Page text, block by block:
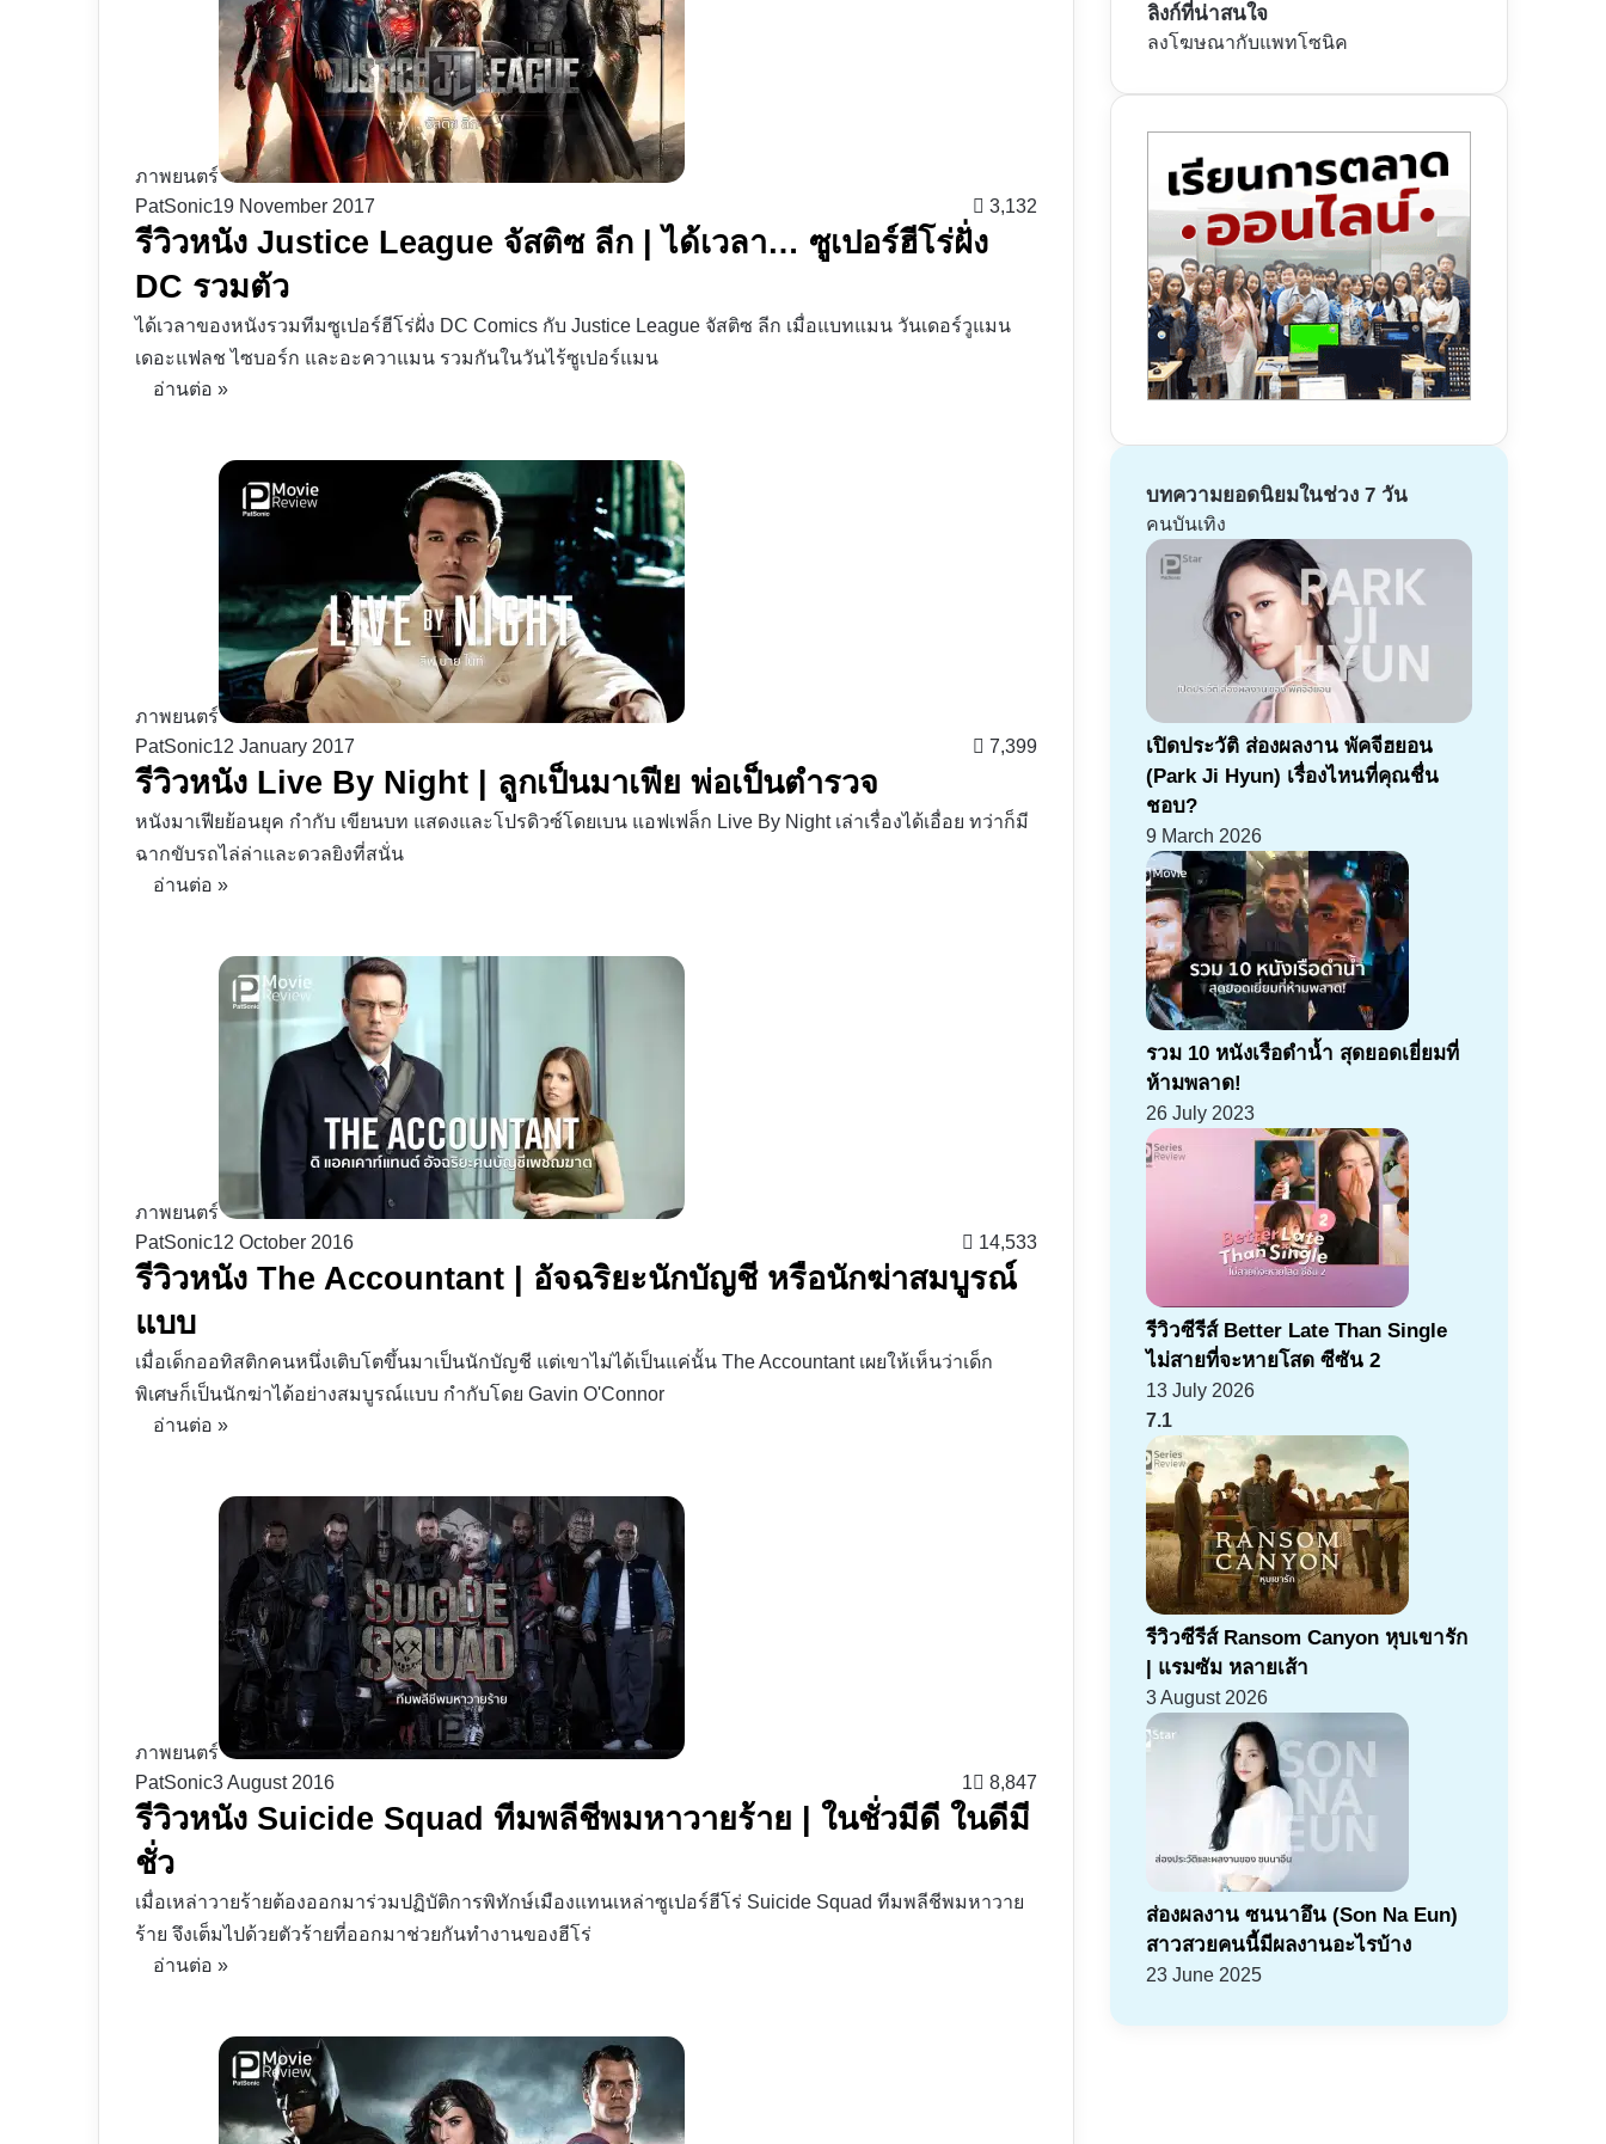
ภาพยนตร์
PatSonic19 November 2017 3,132
รีวิวหนัง Justice League จัสติซ ลีก | ได้เวลา… ซูเปอร์ฮีโร่ฝั่ง
DC รวมตัว
ได้เวลาของหนังรวมทีมซูเปอร์ฮีโร่ฝั่ง DC Comics กับ Justice League จัสติซ ลีก เมื่อแบทแมน วันเดอร์วูแมน
เดอะแฟลช ไซบอร์ก และอะควาแมน รวมกันในวันไร้ซูเปอร์แมน
อ่านต่อ »
ภาพยนตร์
PatSonic12 January 2017 7,399
รีวิวหนัง Live By Night | ลูกเป็นมาเฟีย พ่อเป็นตำรวจ
หนังมาเฟียย้อนยุค กำกับ เขียนบท แสดงและโปรดิวซ์โดยเบน แอฟเฟล็ก Live By Night เล่าเรื่องได้เอื่อย ทว่าก็มี
ฉากขับรถไล่ล่าและดวลยิงที่สนั่น
อ่านต่อ »
ภาพยนตร์
PatSonic12 October 2016 14,533
รีวิวหนัง The Accountant | อัจฉริยะนักบัญชี หรือนักฆ่าสมบูรณ์
แบบ
เมื่อเด็กออทิสติกคนหนึ่งเติบโตขึ้นมาเป็นนักบัญชี แต่เขาไม่ได้เป็นแค่นั้น The Accountant เผยให้เห็นว่าเด็ก
พิเศษก็เป็นนักฆ่าได้อย่างสมบูรณ์แบบ กำกับโดย Gavin O'Connor
อ่านต่อ »
ภาพยนตร์
PatSonic3 August 2016 1 8,847
รีวิวหนัง Suicide Squad ทีมพลีชีพมหาวายร้าย | ในชั่วมีดี ในดีมี
ชั่ว
เมื่อเหล่าวายร้ายต้องออกมาร่วมปฏิบัติการพิทักษ์เมืองแทนเหล่าซูเปอร์ฮีโร่ Suicide Squad ทีมพลีชีพมหาวาย
ร้าย จึงเต็มไปด้วยตัวร้ายที่ออกมาช่วยกันทำงานของฮีโร่
อ่านต่อ »
ลิงก์ที่น่าสนใจ
ลงโฆษณากับแพทโซนิค
บทความยอดนิยมในช่วง 7 วัน
คนบันเทิง
เปิดประวัติ ส่องผลงาน พัคจีฮยอน
(Park Ji Hyun) เรื่องไหนที่คุณชื่น
ชอบ?
9 March 2026
รวม 10 หนังเรือดำน้ำ สุดยอดเยี่ยมที่
ห้ามพลาด!
26 July 2023
รีวิวซีรีส์ Better Late Than Single
ไม่สายที่จะหายโสด ซีซัน 2
13 July 2026
7.1
รีวิวซีรีส์ Ransom Canyon หุบเขารัก
| แรมซัม หลายเส้า
3 August 2026
ส่องผลงาน ซนนาอึน (Son Na Eun)
สาวสวยคนนี้มีผลงานอะไรบ้าง
23 June 2025